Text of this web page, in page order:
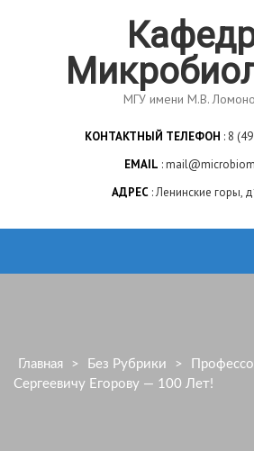
МГУ имени М.В.
КОНТАКТНЫЙ ТЕЛЕФОН 8
EMAIL
АДРЕС Ленинские горы,
Главная > Без Рубрики >
Сергеевичу Егорову — 100 Лет!